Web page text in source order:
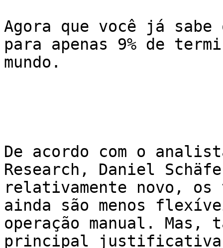
Agora que você já sabe
para apenas 9% de
mundo.
De acordo com o
Research, Daniel
relativamente novo, os
ainda são menos
operação manual. Mas,
principal justificativa